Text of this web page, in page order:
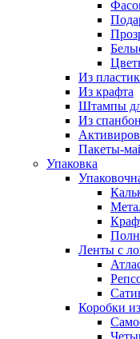
Из
Из крафта
Штампы
Из
Пакеты-
Упаковка
Ленты с
Коробки